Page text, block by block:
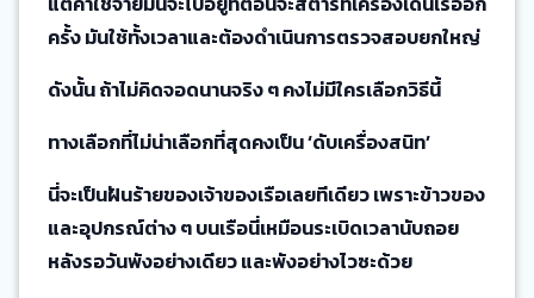
ครั้ง มันใช้ทั้งเวลาและต้องดำเนินการตรวจสอบยกใหญ่
ดังนั้น ถ้าไม่คิดจอดนานจริง ๆ คงไม่มีใครเลือกวิธีนี้
ทางเลือกที่ไม่น่าเลือกที่สุดคงเป็น ‘ดับเครื่องสนิท’
นี่จะเป็นฝันร้ายของเจ้าของเรือเลยทีเดียว เพราะข้าวของ
และอุปกรณ์ต่าง ๆ บนเรือนี่เหมือนระเบิดเวลานับถอย
หลังรอวันพังอย่างเดียว และพังอย่างไวซะด้วย